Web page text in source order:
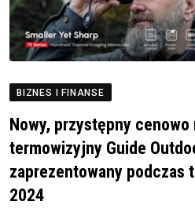
BIZNES I FINANSE
Nowy, przystępny cenowo
termowizyjny Guide
zaprezentowany podczas
2024